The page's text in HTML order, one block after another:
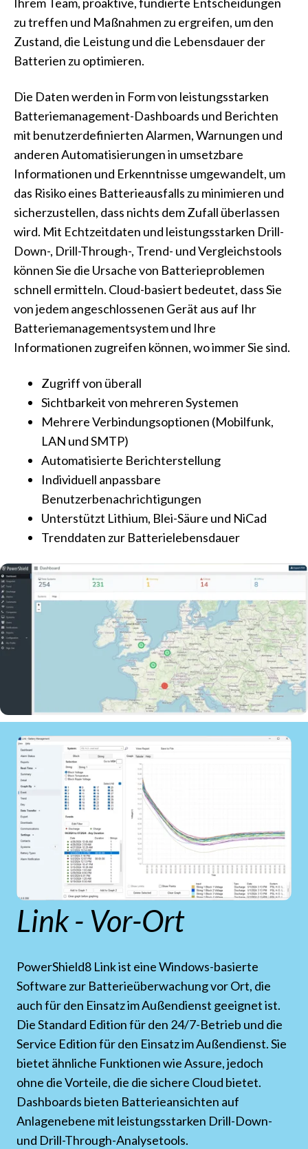
zu treffen und Maßnahmen zu ergreifen, um den
Zustand, die Leistung und die Lebensdauer der
Batterien zu optimieren.
Die Daten werden in Form von leistungsstarken
Batteriemanagement-Dashboards und Berichten
mit benutzerdefinierten Alarmen, Warnungen und
anderen Automatisierungen in umsetzbare
Informationen und Erkenntnisse umgewandelt, um
das Risiko eines Batterieausfalls zu minimieren und
sicherzustellen, dass nichts dem Zufall überlassen
wird. Mit Echtzeitdaten und leistungsstarken Drill-
Down-, Drill-Through-, Trend- und Vergleichstools
können Sie die Ursache von Batterieproblemen
schnell ermitteln. Cloud-basiert bedeutet, dass Sie
von jedem angeschlossenen Gerät aus auf Ihr
Batteriemanagementsystem und Ihre
Informationen zugreifen können, wo immer Sie sind.
Zugriff von überall
Sichtbarkeit von mehreren Systemen
Mehrere Verbindungsoptionen (Mobilfunk,
LAN und SMTP)
Automatisierte Berichterstellung
Individuell anpassbare
Benutzerbenachrichtigungen
Unterstützt Lithium, Blei-Säure und NiCad
Trenddaten zur Batterielebensdauer
Link - Vor-Ort
PowerShield8 Link ist eine Windows-basierte
Software zur Batterieüberwachung vor Ort, die
auch für den Einsatz im Außendienst geeignet ist.
Die Standard Edition für den 24/7-Betrieb und die
Service Edition für den Einsatz im Außendienst. Sie
bietet ähnliche Funktionen wie Assure, jedoch
ohne die Vorteile, die die sichere Cloud bietet.
Dashboards bieten Batterieansichten auf
Anlagenebene mit leistungsstarken Drill-Down-
und Drill-Through-Analysetools.